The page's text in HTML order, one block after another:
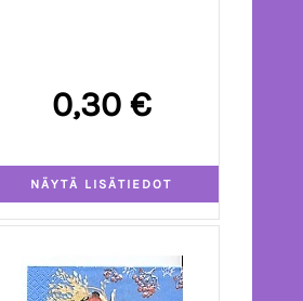
0,30 €